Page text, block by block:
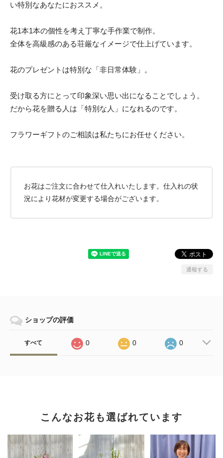
い特別なあなたにおススメ。
花1本1本の個性を考え丁寧な手作業で制作。
全体を高級感のある荘厳なイメージで仕上げています。
花のプレゼントは特別な「非日常体験」。
受け取る方にとって印象深い思い出になることでしょう。
だから花を贈る人は「特別な人」になれるのです。
フラワーギフトのご相談は私たちにお任せください。
お花はご注文に合わせて仕入れいたします。仕入れの状
況により花材が変更する場合がございます。
通報する
ショップの評価
すべて 0 0 0
こんなお花も選ばれています